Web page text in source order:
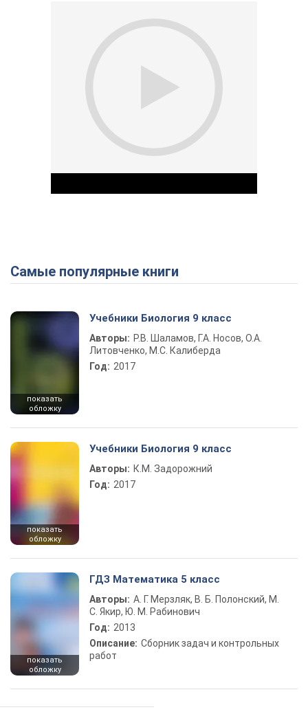
Play Video
Самые популярные книги
показать
обложку
Учебники Биология 9 класс
Авторы: Р.В. Шаламов, Г.А. Носов, О.А.
Литовченко, М.С. Калиберда
Год: 2017
показать
обложку
Учебники Биология 9 класс
Авторы: К.М. Задорожний
Год: 2017
показать
обложку
ГДЗ Математика 5 класс
Авторы: А. Г. Мерзляк, В. Б. Полонский, М.
С. Якир, Ю. М. Рабинович
Год: 2013
Описание: Сборник задач и контрольных
работ